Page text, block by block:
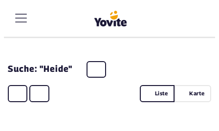
Suche: "Heide"
Liste Karte